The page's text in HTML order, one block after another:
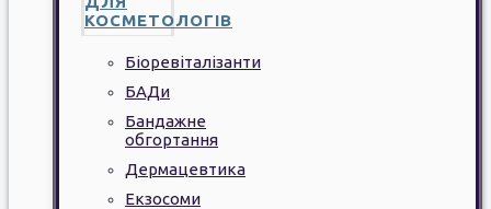
КОСМЕТОЛОГІВ
Біоревіталізанти
БАДи
Бандажне
обгортання
Дермацевтика
Екзосоми